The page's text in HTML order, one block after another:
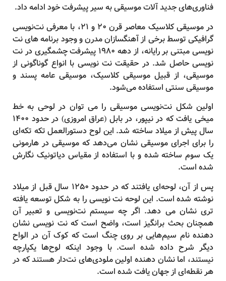
فناوری‌های جدید آلات موسیقی به سیر پیشرفت خود ادامه داد.
در موسیقی کلاسیک معاصر قرن 20 و 21، با معرفی نت‌نویسی
گرافیکی توسط برخی از آهنگسازان مدرن و وجود برنامه های نت
نویسی مبتنی بر رایانه، از دهه 1980 پیشرفت چشمگیری در نت
نویسی حاصل شد. در حقیقت نت نویسی با انواع گوناگونی از
موسیقی، از قبیل موسیقی کلاسیک، موسیقی عامه پسند و
موسیقی سنتی استفاده می‌شود.
اولین شکل نت‌نویسی موسیقی را می توان در لوحی به خط
میخی یافت که در نیپور، در بابل (عراق امروزی) در حدود 1400
سال پیش از میلاد ساخته شد. این لوح دستورالعمل تکه تکه‌ای
را برای اجرای موسیقی نشان می‌دهد که موسیقی در هارمونی
یک سوم ساخته شده و با استفاده از مقیاس دیاتونیک نگارش
شده است.
پس از آن، لوحه‌ای یافتند که در حدود 1250 سال قبل از میلاد
نوشته شده است. این لوحه نت نویسی را به شکل توسعه یافته
تری نشان می دهد. اگر چه سیستم نت‌نویسی و تعبیر آن
همچنان بحث برانگیز است، واضح است که نت نویسی نشان
دهنده نام سیم‌هایی بر روی چنگ است که کوک آن در الواح
دیگر شرح داده شده است. با وجود اینکه لوح‌ها یکپارچه
نیستند، اما نشان دهنده اولین ملودی‌های نت‌دار هستند که در
هر نقطه‌ای از جهان یافت شده است.